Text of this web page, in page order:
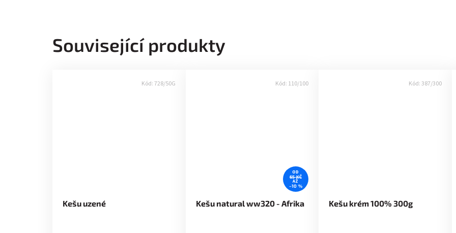
Související produkty
Kešu uzené
Kód:728/50G
OD
65 KČ
AŽ
–10 %
Kešu natural ww320 - Afrika
Kód: 110/100
Kešu krém 100% 300g
Kód:387/300